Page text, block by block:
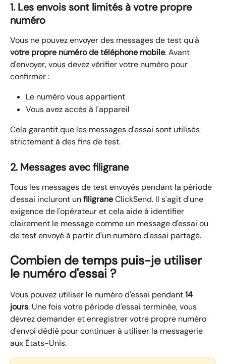
1. Les envois sont limités à votre propre
numéro
Vous ne pouvez envoyer des messages de test qu'à
votre propre numéro de téléphone mobile. Avant
d'envoyer, vous devez vérifier votre numéro pour
confirmer :
Le numéro vous appartient
Vous avez accès à l'appareil
Cela garantit que les messages d'essai sont utilisés
strictement à des fins de test.
2. Messages avec filigrane
Tous les messages de test envoyés pendant la période
d'essai incluront un filigrane ClickSend. Il s'agit d'une
exigence de l'opérateur et cela aide à identifier
clairement le message comme un message d'essai ou
de test envoyé à partir d'un numéro d'essai partagé.
Combien de temps puis-je utiliser
le numéro d'essai ?
Vous pouvez utiliser le numéro d'essai pendant 14
jours. Une fois votre période d'essai terminée, vous
devrez demander et enregistrer votre propre numéro
d'envoi dédié pour continuer à utiliser la messagerie
aux États-Unis.